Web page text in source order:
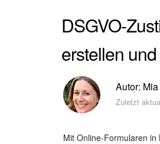
DSGVO-
erstellen
Autor:
Zuletzt
Mit Online-Formularen